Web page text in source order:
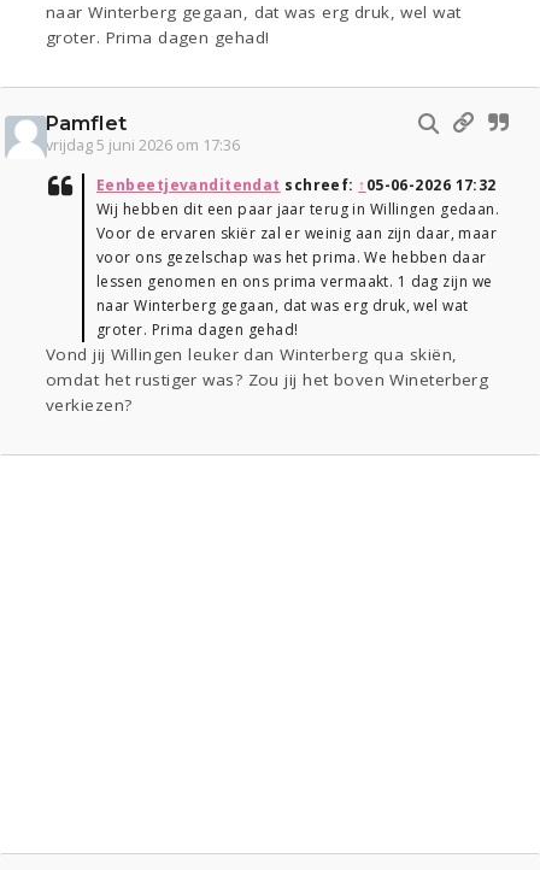
naar Winterberg gegaan, dat was erg druk, wel wat
groter. Prima dagen gehad!
Pamflet
vrijdag 5 juni 2026 om 17:36
Eenbeetjevanditendat schreef: ↑05-06-2026 17:32
Wij hebben dit een paar jaar terug in Willingen gedaan.
Voor de ervaren skiër zal er weinig aan zijn daar, maar
voor ons gezelschap was het prima. We hebben daar
lessen genomen en ons prima vermaakt. 1 dag zijn we
naar Winterberg gegaan, dat was erg druk, wel wat
groter. Prima dagen gehad!
Vond jij Willingen leuker dan Winterberg qua skiën,
omdat het rustiger was? Zou jij het boven Wineterberg
verkiezen?